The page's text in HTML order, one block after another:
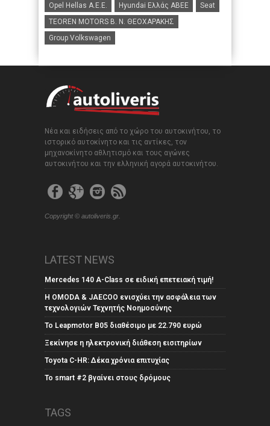
Opel Hellas A.E.E.
Hyundai Ελλάς ΑΒΕΕ
Seat
TEOREN MOTORS B. N. ΘΕΟΧΑΡΑΚΗΣ
Group Volkswagen
Νέα και ειδήσεις από το χώρο του αυτοκινήτου, το
ιστορικό αυτοκίνητο και τις αντίκες, τον
μηχανοκίνητο αθλητισμό και τους αγώνες
αυτοκινήτου και την ελληνική αγορά αυτοκινήτου.
Copyright © autoliveris.gr.
LATEST NEWS
Mercedes 140 A-Class σε ειδική επετειακή τιμή!
Η OMODA & JAECOO ενισχύει την ασφάλεια των
τεχνολογιών Τεχνητής Νοημοσύνης
Το Leapmotor B05 διαθέσιμο με 22.790 ευρώ
Ξεκίνησε η ηλεκτρονική διάθεση εισιτηρίων
Toyota C-HR: Δέκα χρόνια επιτυχίας
Το smart #2 βγαίνει στους δρόμους
TAGS